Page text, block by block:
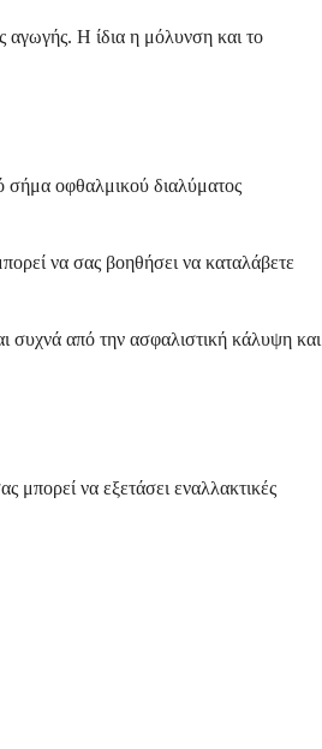
αγωγής. Η ίδια η μόλυνση και το
σήμα οφθαλμικού διαλύματος
να σας βοηθήσει να καταλάβετε
συχνά από την ασφαλιστική κάλυψη και
μπορεί να εξετάσει εναλλακτικές